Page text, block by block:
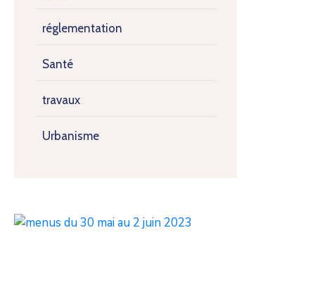
réglementation
Santé
travaux
Urbanisme